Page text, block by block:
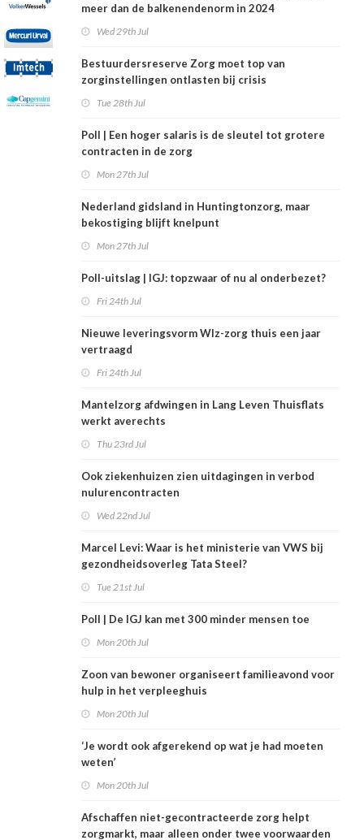
meer dan de balkenendenorm in 2024
Wed 29th Jul
Bestuurdersreserve Zorg moet top van
zorginstellingen ontlasten bij crisis
Tue 28th Jul
Poll | Een hoger salaris is de sleutel tot grotere
contracten in de zorg
Mon 27th Jul
Nederland gidsland in Huntingtonzorg, maar
bekostiging blijft knelpunt
Mon 27th Jul
Poll-uitslag | IGJ: topzwaar of nu al onderbezet?
Fri 24th Jul
Nieuwe leveringsvorm Wlz-zorg thuis een jaar
vertraagd
Fri 24th Jul
Mantelzorg afdwingen in Lang Leven Thuisflats
werkt averechts
Thu 23rd Jul
Ook ziekenhuizen zien uitdagingen in verbod
nulurencontracten
Wed 22nd Jul
Marcel Levi: Waar is het ministerie van VWS bij
gezondheidsoverleg Tata Steel?
Tue 21st Jul
Poll | De IGJ kan met 300 minder mensen toe
Mon 20th Jul
Zoon van bewoner organiseert familieavond voor
hulp in het verpleeghuis
Mon 20th Jul
‘Je wordt ook afgerekend op wat je had moeten
weten’
Mon 20th Jul
Afschaffen niet-gecontracteerde zorg helpt
zorgmarkt, maar alleen onder twee voorwaarden